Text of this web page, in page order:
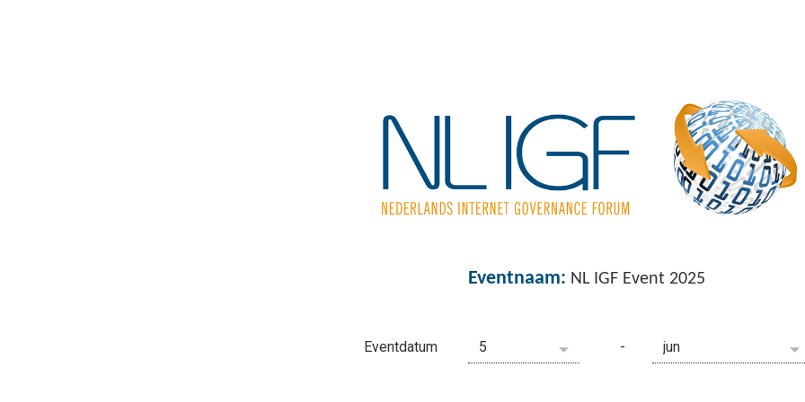
Eventnaam: NL IGF Event 2025
Eventdatum -